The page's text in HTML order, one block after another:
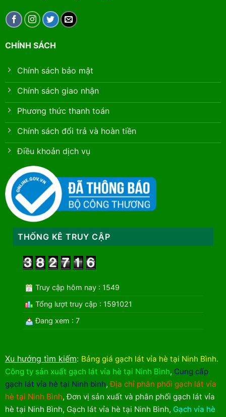
CHÍNH SÁCH
Chính sách bảo mật
Chính sách giao nhận
Phương thức thanh toán
Chính sách đổi trả và hoàn tiền
Điều khoản dịch vụ
THỐNG KÊ TRUY CẬP
Truy cập hôm nay : 1549
Tổng lượt truy cập : 1591021
Đang xem : 7
Xu hướng tìm kiếm: Bảng giá gạch lát vỉa hè tại Ninh Bình.
Công ty sản xuất gạch lát vỉa hè tại Ninh Bình, Cung cấp
gạch lát vỉa hè tại Ninh bình,Địa chỉ phân phối gạch lát vỉa
hè tại Ninh Bình,Đơn vị sản xuất và phân phối gạch lát vỉa
hè tại Ninh Bình, Gạch lát vỉa hè tại Ninh Bình, Gạch vỉa hè